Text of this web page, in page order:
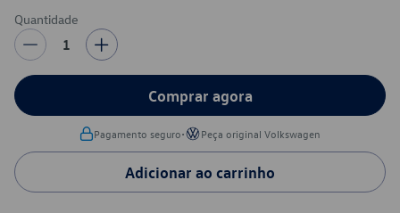
Quantidade
1
Comprar agora
Pagamento seguro• Peça original Volkswagen
Adicionar ao carrinho